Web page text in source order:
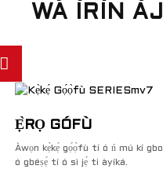
WÁ ÌRÌN
Ẹ̀RỌ GÓFÙ
Àwọn kẹ̀kẹ́ gọ́ọ̀fù tí ó ń mú kí
ó gbéṣẹ́ tí ó sì jẹ́ ti àyíká.